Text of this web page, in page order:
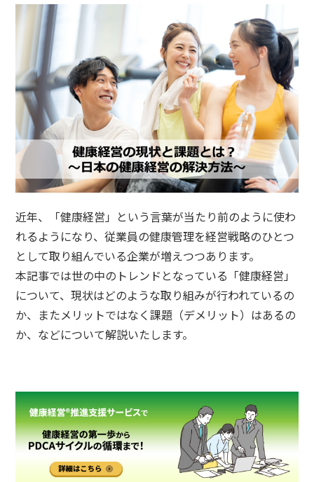
n
近年、「健康経営」という言葉が当たり前のように使わ
れるようになり、従業員の健康管理を経営戦略のひとつ
として取り組んでいる企業が増えつつあります。
本記事では世の中のトレンドとなっている「健康経営」
について、現状はどのような取り組みが行われているの
か、またメリットではなく課題（デメリット）はあるの
か、などについて解説いたします。